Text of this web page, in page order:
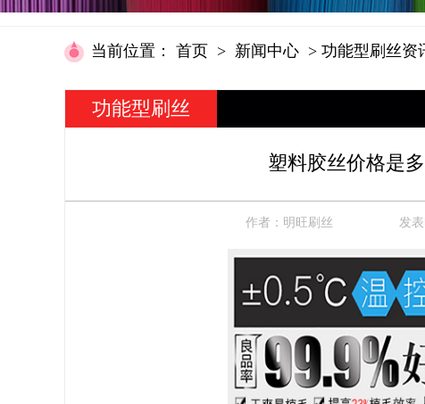
当前位置 ： 首页 > 新闻中心 > 功能型刷丝资
功能型刷丝
塑料胶丝价格是
作者： 明旺刷丝 发表